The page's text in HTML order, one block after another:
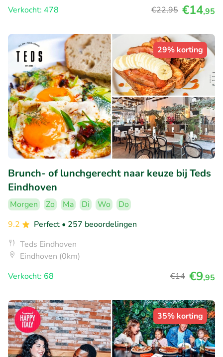
Verkocht: 478
€22,95 €14,95
29% korting
Brunch- of lunchgerecht naar keuze bij Teds
Eindhoven
Morgen Zo Ma Di Wo
Do
9.2
Perfect • 257 beoordelingen
Teds Eindhoven
Eindhoven (0km)
Verkocht: 68
€14 €9,95
35% korting